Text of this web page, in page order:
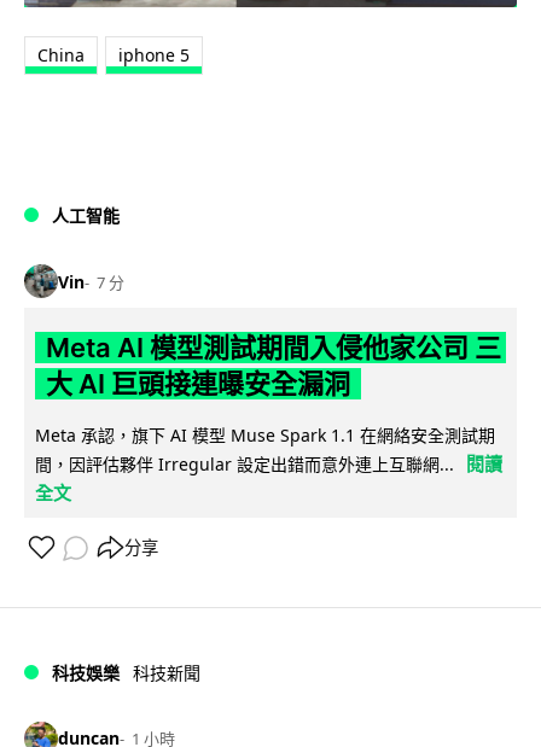
China iphone 5
人工智能
Vin 7 分
Meta AI 模型測試期間入侵他家公司 三
大 AI 巨頭接連曝安全漏洞
Meta 承認，旗下 AI 模型 Muse Spark 1.1 在網絡安全測試期
間，因評估夥伴 Irregular 設定出錯而意外連上互聯網...
閱讀
全文
分享
科技娛樂 科技新聞
duncan 1 小時